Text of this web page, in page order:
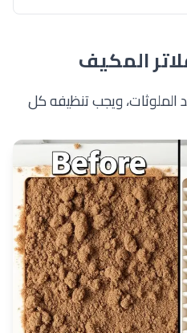
المكيف
الملوثات، ويجب تنظيفه كل